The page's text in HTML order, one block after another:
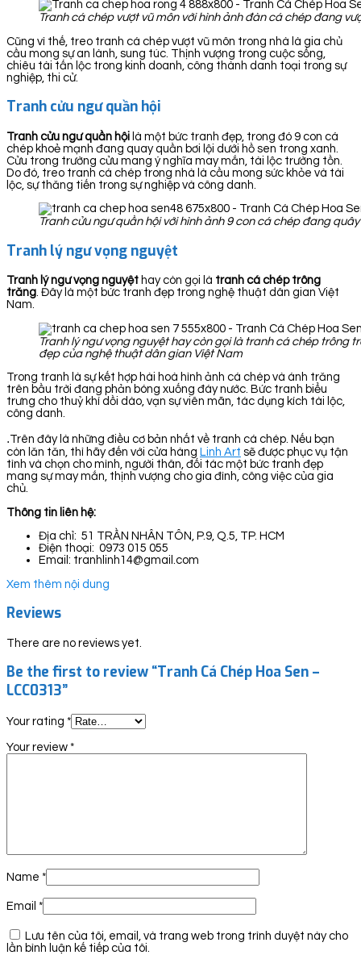
Tranh cá chép vượt vũ môn với hình ảnh đàn cá chép đang
Cũng vì thế, treo tranh cá chép vượt vũ môn trong nhà là gia chủ
cầu mong sự an lành, sung túc. Thịnh vượng trong cuộc sống,
chiêu tài tấn lộc trong kinh doanh, công thành danh toại trong sự
nghiệp, thi cử.
Tranh cửu ngư quần hội
Tranh cửu ngư quần hội là một bức tranh đẹp, trong đó 9 con cá
chép khoẻ mạnh đang quay quần bơi lội dưới hồ sen trong xanh.
Cửu trong trường cửu mang ý nghĩa may mắn, tài lộc trường tồn.
Do đó, treo tranh cá chép trong nhà là cầu mong sức khỏe và tài
lộc, sự thăng tiến trong sự nghiệp và công danh.
Tranh cửu ngư quần hội với hình ảnh 9 con cá chép đang
Tranh lý ngư vọng nguyệt
Tranh lý ngư vọng nguyệt hay còn gọi là tranh cá chép trông
trăng . Đây là một bức tranh đẹp trong nghệ thuật dân gian Việt
Nam.
Tranh lý ngư vọng nguyệt hay còn gọi là tranh cá chép trông
đẹp của nghệ thuật dân gian Việt Nam
Trong tranh là sự kết hợp hài hoà hình ảnh cá chép và ánh trăng
trên bầu trời đang phản bóng xuống đáy nước. Bức tranh biểu
trưng cho thuỷ khí dồi dào, vạn sự viên mãn, tác dụng kích tài lộc,
công danh.
.Trên đây là những điều cơ bản nhất về tranh cá chép. Nếu bạn
còn lăn tăn, thì hãy đến với cửa hàng Linh Art sẽ được phục vụ tận
tình và chọn cho mình, người thân, đối tác một bức tranh đẹp
mang sự may mắn, thịnh vượng cho gia đình, công việc của gia
chủ.
Thông tin liên hệ:
Địa chỉ: 51 TRẦN NHÂN TÔN, P.9, Q.5, TP. HCM
Điện thoại: 0973 015 055
Email: tranhlinh14@gmail.com
Xem thêm nội dung
Reviews
There are no reviews yet.
Be the first to review “Tranh Cá Chép Hoa Sen –
LCC0313”
Your rating *
Your review *
Name *
Email *
Lưu tên của tôi, email, và trang web trong trình duyệt này cho
lần bình luận kế tiếp của tôi.